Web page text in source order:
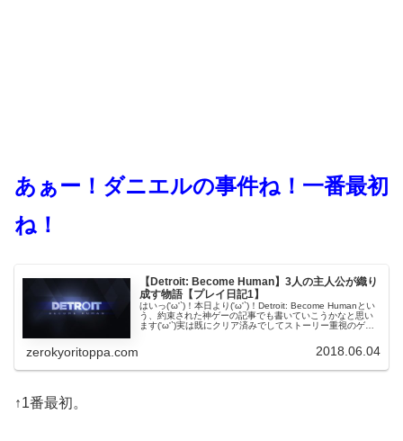
あぁー！ダニエルの事件ね！一番最初
ね！
【Detroit: Become Human】3人の主人公が織り
成す物語【プレイ日記1】
はいっ('ω'`)！本日より('ω'`)！Detroit: Become Humanとい
う、約束された神ゲーの記事でも書いていこうかなと思い
ます('ω'`)実は既にクリア済みでしてストーリー重視のゲー
zerokyoritoppa.com 2018.06.04
↑1番最初。